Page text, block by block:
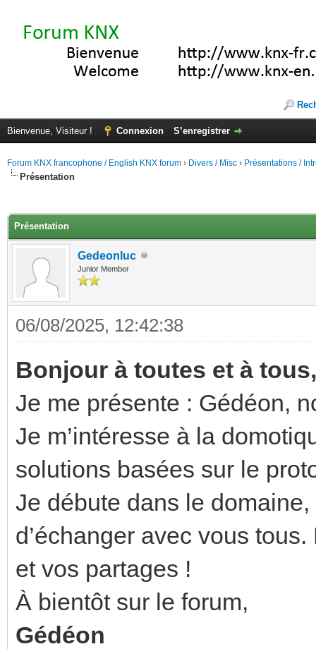
Bienvenue, Visiteur ! Connexion S’enregistrer
Forum KNX francophone / English KNX forum › Divers / Misc › Présentations /
Présentation
Présentation
Gedeonluc
Junior Member
06/08/2025, 12:42:38
Bonjour à toutes et à tous,
Je me présente : Gédéon,
Je m’intéresse à la
solutions basées sur le
Je débute dans le domaine,
d’échanger avec vous
et vos partages !
À bientôt sur le forum,
Gédéon